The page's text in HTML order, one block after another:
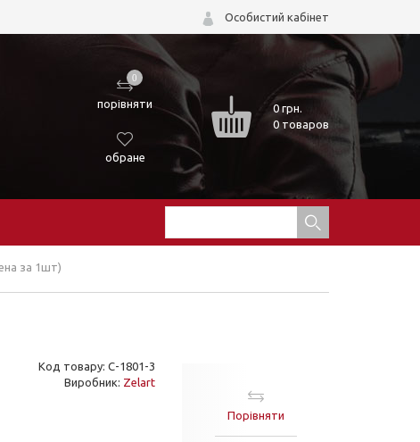
Особистий кабінет
0
порівняти
обране
0грн.
0 товаров
за 1шт)
Код товару: С-1801-3
Виробник: Zelart
Порівняти